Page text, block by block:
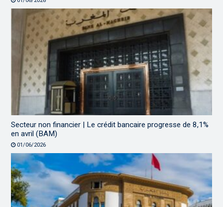
Secteur non financier | Le crédit bancaire progresse de 8,1%
en avril (BAM)
01/06/2026